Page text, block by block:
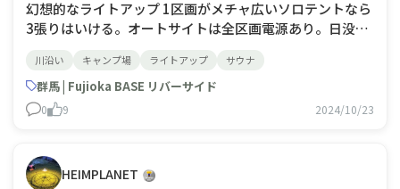
幻想的なライトアップ 1区画がメチャ広いソロテントなら
3張りはいける。オートサイトは全区画電源あり。日没か
も植えてあり桜の木もライトアップ。別料金でサウナもあ
り、サウナの後は川に直行！管理人は女子大生のお姉さ
ん！
川沿い キャンプ場 ライトアップ サウナ
群馬 | Fujioka BASE リバーサイド
0 9 2024/10/23
HEIMPLANET